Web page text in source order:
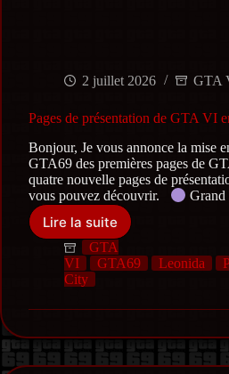
2 juillet 2026 GTA
Pages de présentation de GTA VI
Bonjour, Je vous annonce la mise
GTA69 des premières pages de
quatre nouvelle pages de
vous pouvez découvrir.
Lire la suite
Pages
de
présentation
de
VI
ligne
sur
GTA
VI
GTA69 Leonida
City